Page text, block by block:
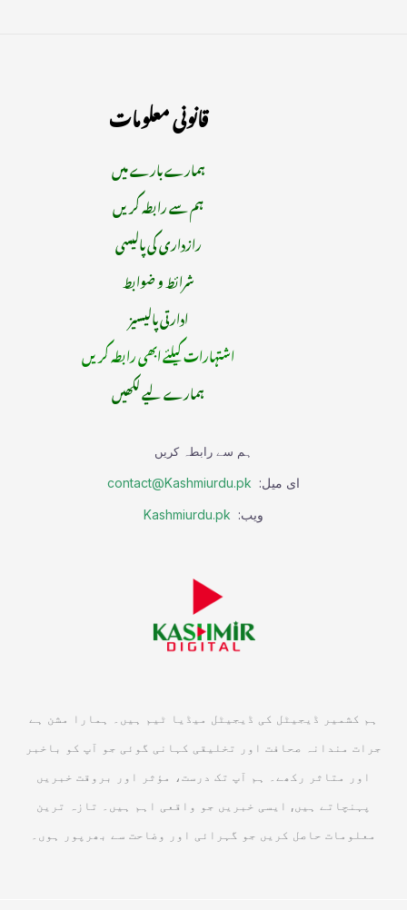
قانونی معلومات
ہمارے بارے میں
ہم سے رابطہ کریں
رازداری کی پالیسی
شرائط و ضوابط
ادارتی پالیسیز
اشتہارات کیلئے ابھی رابطہ کریں
ہمارے لیے لکھیں
ہم سے رابطہ کریں
ای میل: contact@Kashmiurdu.pk
ویب: Kashmiurdu.pk
ہم کشمیر ڈیجیٹل کی ڈیجیٹل میڈیا ٹیم ہیں۔ ہمارا مشن ہے
جرات مندانہ صحافت اور تخلیقی کہانی گوئی جو آپ کو باخبر
اور متاثر رکھے۔ ہم آپ تک درست، مؤثر اور بروقت خبریں
پہنچاتے ہیں, ایسی خبریں جو واقعی اہم ہیں۔ تازہ ترین
معلومات حاصل کریں جو گہرائی اور وضاحت سے بھرپور ہوں۔